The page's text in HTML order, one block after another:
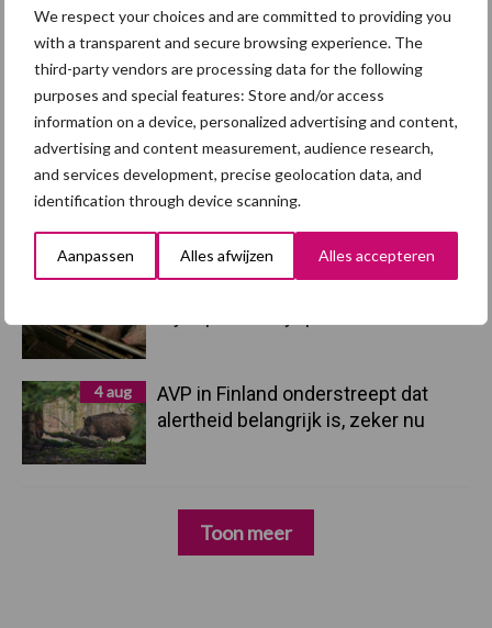
We respect your choices and are committed to providing you
with a transparent and secure browsing experience. The
third-party vendors are processing data for the following
purposes and special features: Store and/or access
information on a device, personalized advertising and content,
advertising and content measurement, audience research,
and services development, precise geolocation data, and
identification through device scanning.
Aanpassen Alles afwijzen Alles accepteren
7 aug
Grondstoffenmarkt blijft grillig:
droogte en geopolitiek houden
handel in de greep
5 aug
“Vraag naar praktische
hygieneoplossingen is in Polen
groter dan ooit”
4 aug
AVP in Finland onderstreept dat
alertheid belangrijk is, zeker nu
Toon meer